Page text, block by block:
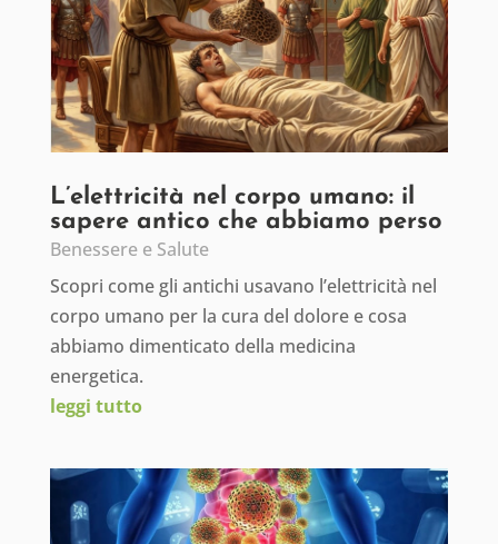
L’elettricità nel corpo umano: il
sapere antico che abbiamo perso
Benessere e Salute
Scopri come gli antichi usavano l’elettricità nel
corpo umano per la cura del dolore e cosa
abbiamo dimenticato della medicina
energetica.
leggi tutto